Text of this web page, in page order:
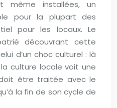
même installées, un
pour la plupart des
pour les locaux. Le
découvrant cette
d’un choc culturel : là
culture locale voit une
être traitée avec le
la fin de son cycle de